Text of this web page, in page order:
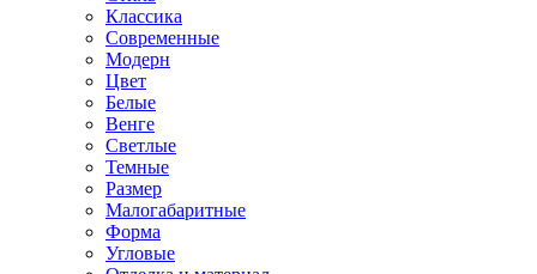
Классика
Современные
Модерн
Цвет
Белые
Венге
Светлые
Темные
Размер
Малогабаритные
Форма
Угловые